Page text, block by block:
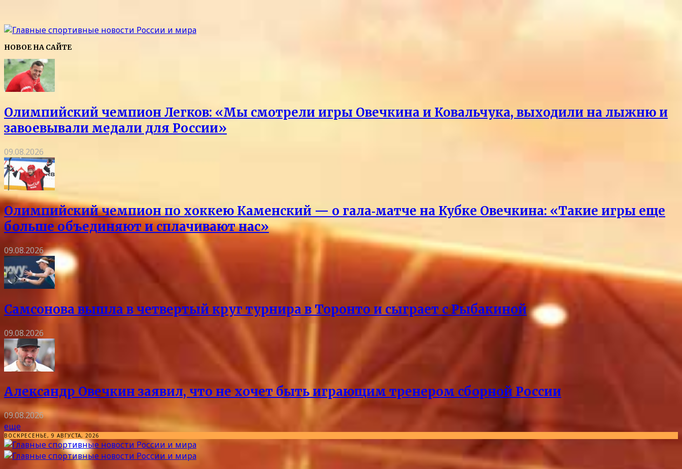
НОВОЕ НА САЙТЕ
Олимпийский чемпион Легков: «Мы смотрели игры Овечкина и Ковальчука, выходили на лыжню и
завоевывали медали для России»
09.08.2026
Олимпийский чемпион по хоккею Каменский — о гала‑матче на Кубке Овечкина: «Такие игры еще
больше объединяют и сплачивают нас»
09.08.2026
Самсонова вышла в четвертый круг турнира в Торонто и сыграет с Рыбакиной
09.08.2026
Александр Овечкин заявил, что не хочет быть играющим тренером сборной России
09.08.2026
еще
ВОСКРЕСЕНЬЕ, 9 АВГУСТА, 2026